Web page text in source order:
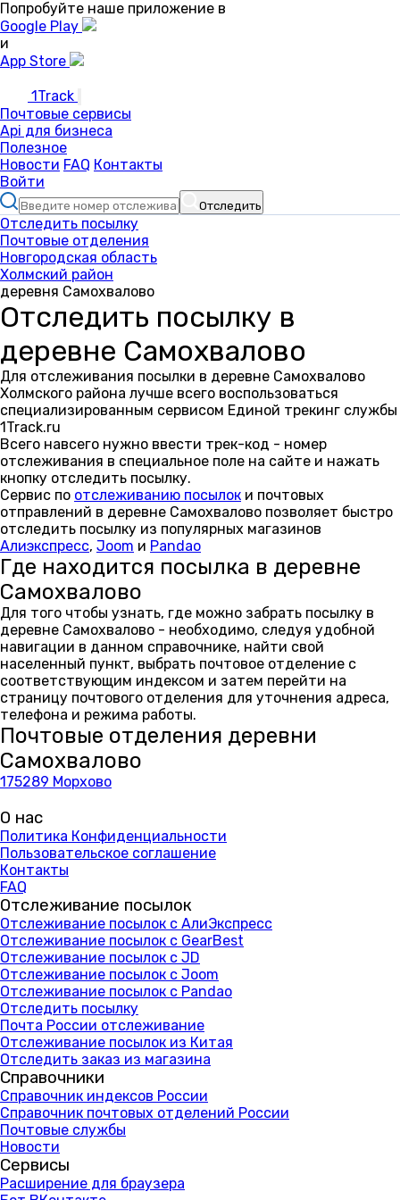
Попробуйте наше приложение в
Google Play
и
App Store
1Track
Почтовые сервисы
Api для бизнеса
Полезное
Новости FAQ Контакты
Войти
Отследить
Отследить посылку
Почтовые отделения
Новгородская область
Холмский район
деревня Самохвалово
Отследить посылку в
деревне Самохвалово
Для отслеживания посылки в деревне Самохвалово
Холмского района лучше всего воспользоваться
специализированным сервисом Единой трекинг службы
1Track.ru
Всего навсего нужно ввести трек-код - номер
отслеживания в специальное поле на сайте и нажать
кнопку отследить посылку.
Сервис по отслеживанию посылок и почтовых
отправлений в деревне Самохвалово позволяет быстро
отследить посылку из популярных магазинов
Алиэкспресс, Joom и Pandao
Где находится посылка в деревне
Самохвалово
Для того чтобы узнать, где можно забрать посылку в
деревне Самохвалово - необходимо, следуя удобной
навигации в данном справочнике, найти свой
населенный пункт, выбрать почтовое отделение с
соответствующим индексом и затем перейти на
страницу почтового отделения для уточнения адреса,
телефона и режима работы.
Почтовые отделения деревни
Самохвалово
175289 Морхово
О нас
Политика Конфиденциальности
Пользовательское соглашение
Контакты
FAQ
Отслеживание посылок
Отслеживание посылок с АлиЭкспресс
Отслеживание посылок с GearBest
Отслеживание посылок с JD
Отслеживание посылок с Joom
Отслеживание посылок с Pandao
Отследить посылку
Почта России отслеживание
Отслеживание посылок из Китая
Отследить заказ из магазина
Справочники
Справочник индексов России
Справочник почтовых отделений России
Почтовые службы
Новости
Сервисы
Расширение для браузера